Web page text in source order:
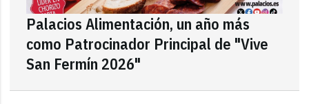
Palacios Alimentación, un año más
como Patrocinador Principal de "Vive
San Fermín 2026"